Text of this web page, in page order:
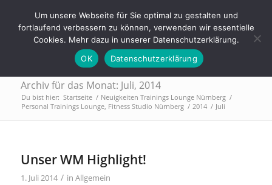
Tel.: 0911 - 2171 4565 | info@trainings-lounge.de
Archiv für das Monat: Juli, 2014
Du bist hier: Startseite / Neuigkeiten Trainings Lounge Nürnberg /
Personal Trainings Lounge, Fitness Studio Nürnberg / 2014 / Juli
Unser WM Highlight!
1. Juli 2014 / in Allgemein
Um unsere Webseite für Sie optimal zu gestalten und
fortlaufend verbessern zu können, verwenden wir essentielle
Cookies. Mehr dazu in unserer Datenschutzerklärung.
OK
Datenschutzerklärung